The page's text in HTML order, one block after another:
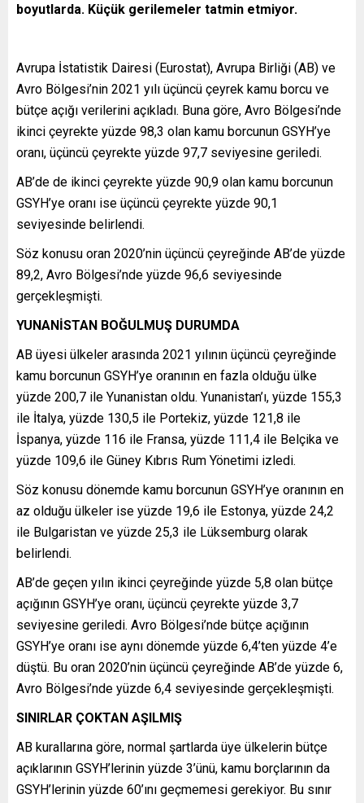
boyutlarda. Küçük gerilemeler tatmin etmiyor.
Avrupa İstatistik Dairesi (Eurostat), Avrupa Birliği (AB) ve
Avro Bölgesi’nin 2021 yılı üçüncü çeyrek kamu borcu ve
bütçe açığı verilerini açıkladı. Buna göre, Avro Bölgesi’nde
ikinci çeyrekte yüzde 98,3 olan kamu borcunun GSYH’ye
oranı, üçüncü çeyrekte yüzde 97,7 seviyesine geriledi.
AB’de de ikinci çeyrekte yüzde 90,9 olan kamu borcunun
GSYH’ye oranı ise üçüncü çeyrekte yüzde 90,1
seviyesinde belirlendi.
Söz konusu oran 2020’nin üçüncü çeyreğinde AB’de yüzde
89,2, Avro Bölgesi’nde yüzde 96,6 seviyesinde
gerçekleşmişti.
YUNANİSTAN BOĞULMUŞ DURUMDA
AB üyesi ülkeler arasında 2021 yılının üçüncü çeyreğinde
kamu borcunun GSYH’ye oranının en fazla olduğu ülke
yüzde 200,7 ile Yunanistan oldu. Yunanistan’ı, yüzde 155,3
ile İtalya, yüzde 130,5 ile Portekiz, yüzde 121,8 ile
İspanya, yüzde 116 ile Fransa, yüzde 111,4 ile Belçika ve
yüzde 109,6 ile Güney Kıbrıs Rum Yönetimi izledi.
Söz konusu dönemde kamu borcunun GSYH’ye oranının en
az olduğu ülkeler ise yüzde 19,6 ile Estonya, yüzde 24,2
ile Bulgaristan ve yüzde 25,3 ile Lüksemburg olarak
belirlendi.
AB’de geçen yılın ikinci çeyreğinde yüzde 5,8 olan bütçe
açığının GSYH’ye oranı, üçüncü çeyrekte yüzde 3,7
seviyesine geriledi. Avro Bölgesi’nde bütçe açığının
GSYH’ye oranı ise aynı dönemde yüzde 6,4’ten yüzde 4’e
düştü. Bu oran 2020’nin üçüncü çeyreğinde AB’de yüzde 6,
Avro Bölgesi’nde yüzde 6,4 seviyesinde gerçekleşmişti.
SINIRLAR ÇOKTAN AŞILMIŞ
AB kurallarına göre, normal şartlarda üye ülkelerin bütçe
açıklarının GSYH’lerinin yüzde 3’ünü, kamu borçlarının da
GSYH’lerinin yüzde 60’ını geçmemesi gerekiyor. Bu sınır